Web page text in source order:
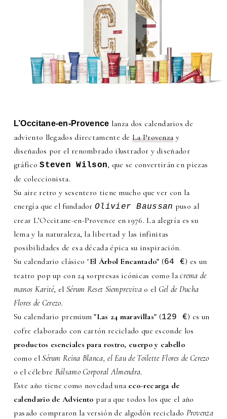
L’Occitane-en-Provence lanza dos calendarios de
adviento llegados directamente deLa Provenzay
diseñados por el renombrado ilustrador y diseñador
gráficoSteven Wilson, que se convertirán en piezas
de coleccionista.
Su aire retro y sesentero tiene mucho que ver con la
energía que el fundadorOlivier Baussan puso al
crear L’Occitane-en-Provence en 1976. La alegría es su
lema y la naturaleza, la libertad y las infinitas
posibilidades de esa década épica su inspiración.
Su calendario clásico "El Árbol Encantado" (64 €) es un
teatro pop up con 24 sorpresas icónicas como lacrema de
manos Karité, el Sérum Reset Siempreviva o el Gel de Ducha
Flores de Cerezo.
Su calendario premium "Las 24 maravillas" (129 €) es un
cofre elaborado con cartón reciclado que esconde los
productos esenciales para rostro, cuerpo y cabello
como elSérum Reina Blanca, el Eau de Toilette Flores de Cerezo
o el célebre Bálsamo Corporal Almendra.
Este año tiene como novedad una eco-recarga de
calendario de Adviento para que todos los que el año
pasado compraron la versión de algodón reciclado Provenza